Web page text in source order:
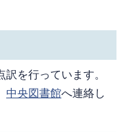
を行っています。
中央図書館へ連絡し